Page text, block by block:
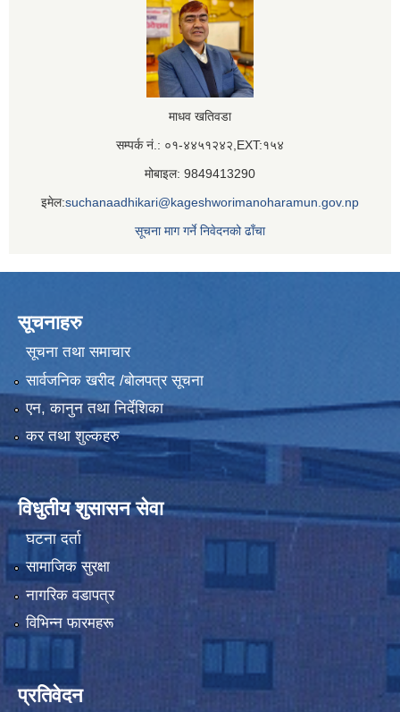
माधव खतिवडा
सम्पर्क नं.: ०१-४४५१२४२,EXT:१५४
मोबाइल: 9849413290
इमेल:suchanaadhikari@kageshworimanoharamun.gov.np
सूचना माग गर्ने निवेदनको ढाँचा
सूचनाहरु
सूचना तथा समाचार
सार्वजनिक खरीद /बोलपत्र सूचना
एन, कानुन तथा निर्देशिका
कर तथा शुल्कहरु
विधुतीय शुसासन सेवा
घटना दर्ता
सामाजिक सुरक्षा
नागरिक वडापत्र
विभिन्न फारमहरू
प्रतिवेदन